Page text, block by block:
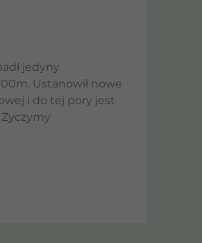
jedyny
Ustanowił nowe
i do tej pory jest